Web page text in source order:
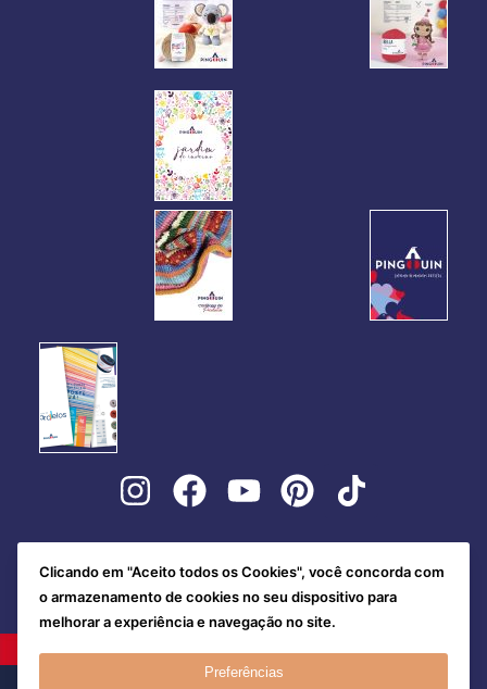
Clicando em "Aceito todos os Cookies", você concorda com
o armazenamento de cookies no seu dispositivo para
melhorar a experiência e navegação no site.
Preferências